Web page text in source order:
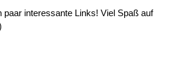
paar interessante Links! Viel Spaß auf